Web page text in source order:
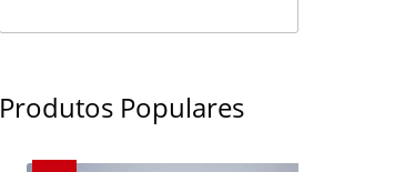
Produtos Populares